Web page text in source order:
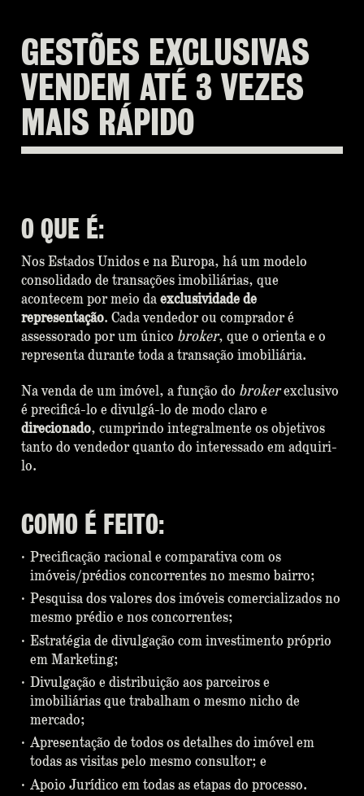
GESTÕES EXCLUSIVAS
VENDEM ATÉ 3 VEZES
MAIS RÁPIDO
O QUE É:
Nos Estados Unidos e na Europa, há um modelo
consolidado de transações imobiliárias, que
acontecem por meio daexclusividade de
representação. Cada vendedor ou comprador é
assessorado por um único broker, que o orienta e o
representa durante toda a transação imobiliária.
Na venda de um imóvel, a função do brokerexclusivo
é precificá-lo e divulgá-lo de modo claro e
direcionado, cumprindo integralmente os objetivos
tanto do vendedor quanto do interessado em adquiri-
lo.
COMO É FEITO:
Precificação racional e comparativa com os
imóveis/prédios concorrentes no mesmo bairro;
Pesquisa dos valores dos imóveis comercializados no
mesmo prédio e nos concorrentes;
Estratégia de divulgação com investimento próprio
em Marketing;
Divulgação e distribuição aos parceiros e
imobiliárias que trabalham o mesmo nicho de
mercado;
Apresentação de todos os detalhes do imóvel em
todas as visitas pelo mesmo consultor; e
Apoio Jurídico em todas as etapas do processo.